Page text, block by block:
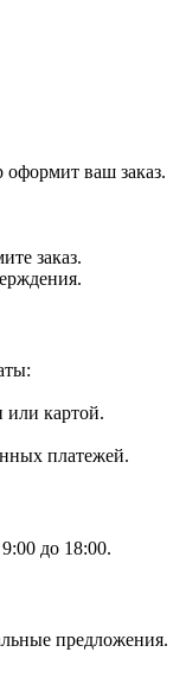
оформит ваш заказ.
заказ.
или картой.
платежей.
до 18:00.
предложения.